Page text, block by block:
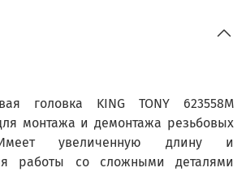
головка KING TONY 623558M
монтажа и демонтажа резьбовых
увеличенную длину и
работы со сложными деталями